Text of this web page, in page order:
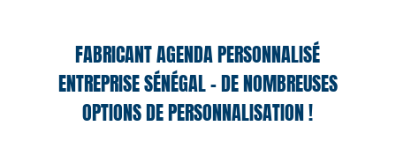
FABRICANT AGENDA PERSONNALISÉ
ENTREPRISE SÉNÉGAL – DE NOMBREUSES
OPTIONS DE PERSONNALISATION !